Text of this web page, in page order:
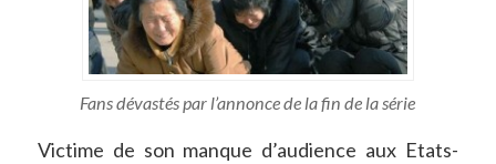
Fans dévastés par l’annonce de la fin de la série
Victime de son manque d’audience aux Etats-